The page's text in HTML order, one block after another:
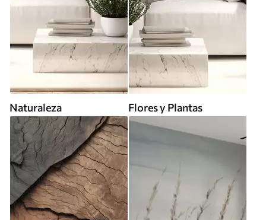
Naturaleza Flores y Plantas